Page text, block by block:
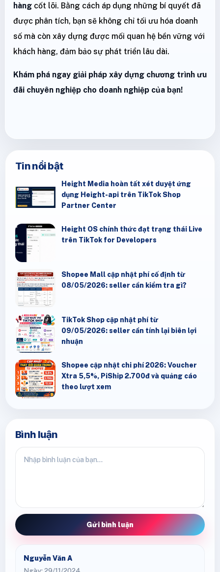
hàng cốt lõi. Bằng cách áp dụng những bí quyết đã
được phân tích, bạn sẽ không chỉ tối ưu hóa doanh
số mà còn xây dựng được mối quan hệ bền vững với
khách hàng, đảm bảo sự phát triển lâu dài.
Khám phá ngay giải pháp xây dựng chương trình ưu
đãi chuyên nghiệp cho doanh nghiệp của bạn!
Tin nổi bật
Height Media hoàn tất xét duyệt ứng
dụng Height-api trên TikTok Shop
Partner Center
Height OS chính thức đạt trạng thái Live
trên TikTok for Developers
Shopee Mall cập nhật phí cố định từ
08/05/2026: seller cần kiểm tra gì?
TikTok Shop cập nhật phí từ
09/05/2026: seller cần tính lại biên lợi
nhuận
Shopee cập nhật chi phí 2026: Voucher
Xtra 5,5%, PiShip 2.700đ và quảng cáo
theo lượt xem
Bình luận
Gửi bình luận
Nguyễn Văn A